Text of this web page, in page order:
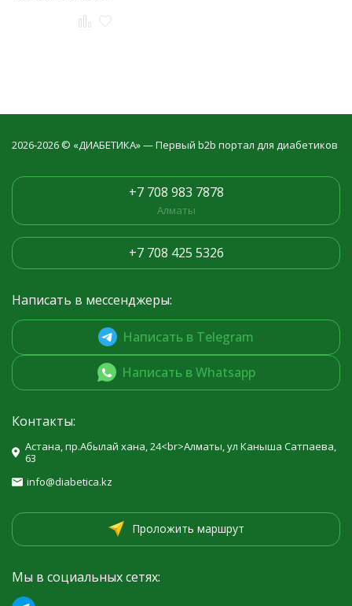
2026-2026 © «ДИАБЕТИКА» — Первый b2b портал для диабетиков
+7 708 983 7878
Алматы
+7 708 425 5326
Написать в мессенджеры:
Написать в Telegram
Написать в Whatsapp
Контакты:
Астана, пр.Абылай хана, 24<br>Алматы, ул Каныша Сатпаева,
63
info@diabetica.kz
Проложить маршрут
Мы в социальных сетях: